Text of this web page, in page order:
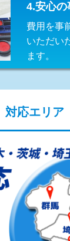
め)
具設置)
用（バンド止
（VP・HI）使
ング鋼管・銅
/3ｍまで)
4.安心の
費用を事
いただい
ます。
対応エリア